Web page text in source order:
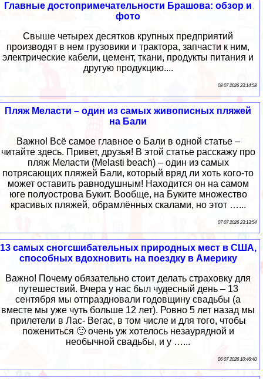
Главные достопримечательности Брашова: обзор и
фото
Свыше четырех десятков крупных предприятий
производят в нем грузовики и трактора, запчасти к ним,
электрические кабели, цемент, ткани, продукты питания и
другую продукцию....
08 07 2026 23:14:58
Пляж Меласти – один из самых живописных пляжей
на Бали
Важно! Всё самое главное о Бали в одной статье –
читайте здесь. Привет, друзья! В этой статье расскажу про
пляж Меласти (Melasti beach) – один из самых
потрясающих пляжей Бали, который вряд ли хоть кого-то
может оставить равнодушным! Находится он на самом
юге полуострова Букит. Вообще, на Буките множество
красивых пляжей, обрамлённых скалами, но этот …...
07 07 2026 23:13:54
13 самых сногсшибательных природных мест в США,
способных вдохновить на поездку в Америку
Важно! Почему обязательно стоит делать страховку для
путешествий. Вчера у нас был чудесный день – 13
сентября мы отпраздновали годовщину свадьбы (а
вместе мы уже чуть больше 12 лет). Ровно 5 лет назад мы
прилетели в Лас- Вегас, в том числе и для того, чтобы
пожениться 🙂 очень уж хотелось незаурядной и
необычной свадьбы, и у …...
06 07 2026 10:46:40